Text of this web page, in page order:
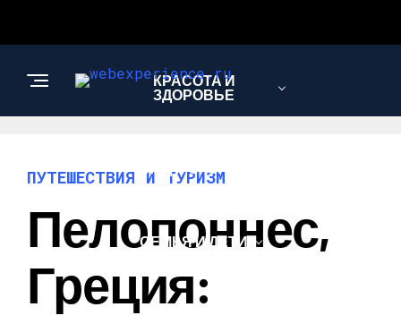
КРАСОТА И
ЗДОРОВЬЕ
САД И ОГОРОД
СЕМЬЯ И ДЕТИ
ПУТЕШЕСТВИЯ И ТУРИЗМ
Пелопоннес,
Греция: